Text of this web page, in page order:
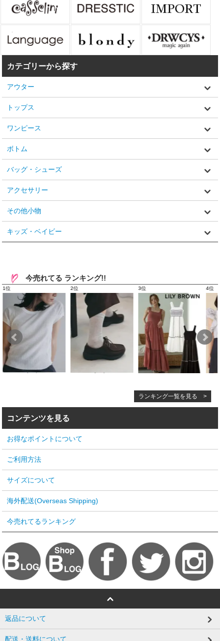
カテゴリーから探す
アウター
トップス
ワンピース
ボトム
バッグ・シューズ
アクセサリー
その他小物
キッズ・ベイビー
今売れてる ランキング!!
ランキング一覧を見る >
コンテンツを見る
お得なポイントについて
ご利用方法
サイズについて
海外配送(Overseas Shipping)
今売れてるランキング
返品について
配送・送料について